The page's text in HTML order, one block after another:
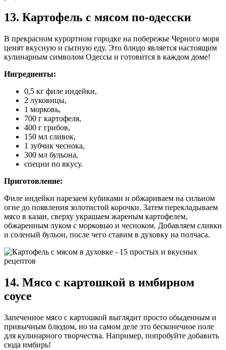
13. Картофель с мясом по-одесски
В прекрасном курортном городке на побережье Черного моря
ценят вкусную и сытную еду. Это блюдо является настоящим
кулинарным символом Одессы и готовится в каждом доме!
Ингредиенты:
0,5 кг филе индейки,
2 луковицы,
1 морковь,
700 г картофеля,
400 г грибов,
150 мл сливок,
1 зубчик чеснока,
300 мл бульона,
специи по вкусу.
Приготовление:
Филе индейки нарезаем кубиками и обжариваем на сильном
огне до появления золотистой корочки. Затем перекладываем
мясо в казан, сверху украшаем жареным картофелем,
обжаренным луком с морковью и чесноком. Добавляем сливки
и соленый бульон, после чего ставим в духовку на полчаса.
14. Мясо с картошкой в имбирном
соусе
Запеченное мясо с картошкой выглядит просто обыденным и
привычным блюдом, но на самом деле это бесконечное поле
для кулинарного творчества. Например, попробуйте добавить
сюда имбирь!